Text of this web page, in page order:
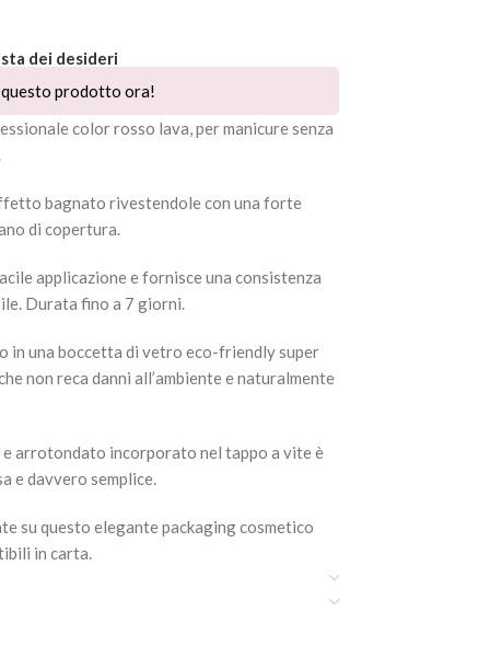
dei desideri
questo prodotto ora!
color rosso lava, per manicure senza
bagnato rivestendole con una forte
di copertura.
applicazione e fornisce una consistenza
Durata fino a 7 giorni.
in una boccetta di vetro eco-friendly super
non reca danni all’ambiente e naturalmente
arrotondato incorporato nel tappo a vite è
e davvero semplice.
su questo elegante packaging cosmetico
in carta.